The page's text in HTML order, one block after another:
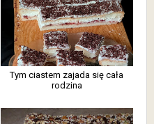
Tym ciastem zajada się cała
rodzina